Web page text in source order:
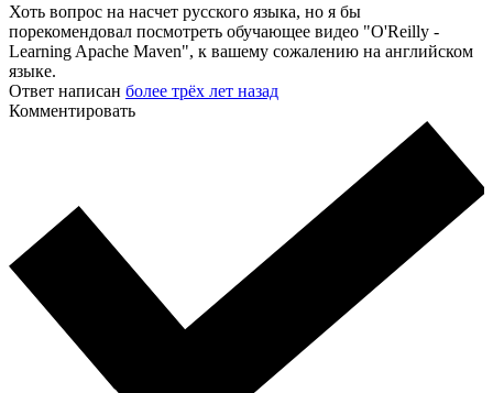
Хоть вопрос на насчет русского языка, но я бы
порекомендовал посмотреть обучающее видео "O'Reilly -
Learning Apache Maven", к вашему сожалению на английском
языке.
Ответ написан более трёх лет назад
Комментировать